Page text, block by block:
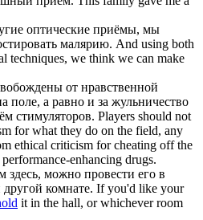
оптические приёмы, мы
малярию. And using both
techniques, we think we can make
от нравственной
поле, а равно и за жульничество
стимуляторов. Players should not
for what they do on the field, any
ethical criticism for cheating off the
performance-enhancing drugs.
здесь, можно провести его в
комнате. If you'd like your
it in the hall, or whichever room